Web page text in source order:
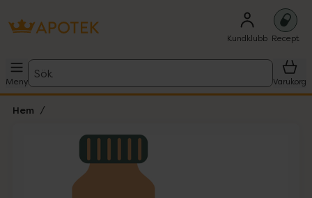
Kundklubb Recept
Meny
Sök
Varukorg
Hem
Lista: . Innehåller 1 objekt.